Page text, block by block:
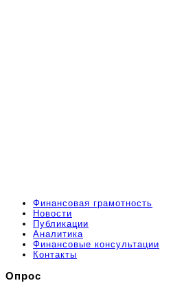
Финансовая грамотность
Новости
Публикации
Аналитика
Финансовые консультации
Контакты
Опрос